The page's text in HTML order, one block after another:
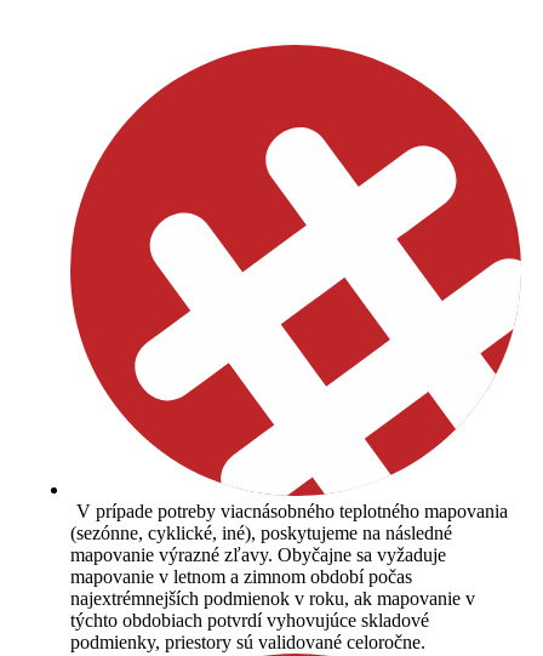
V prípade potreby viacnásobného teplotného mapovania
(sezónne, cyklické, iné), poskytujeme na následné
mapovanie výrazné zľavy. Obyčajne sa vyžaduje
mapovanie v letnom a zimnom období počas
najextrémnejších podmienok v roku, ak mapovanie v
týchto obdobiach potvrdí vyhovujúce skladové
podmienky, priestory sú validované celoročne.